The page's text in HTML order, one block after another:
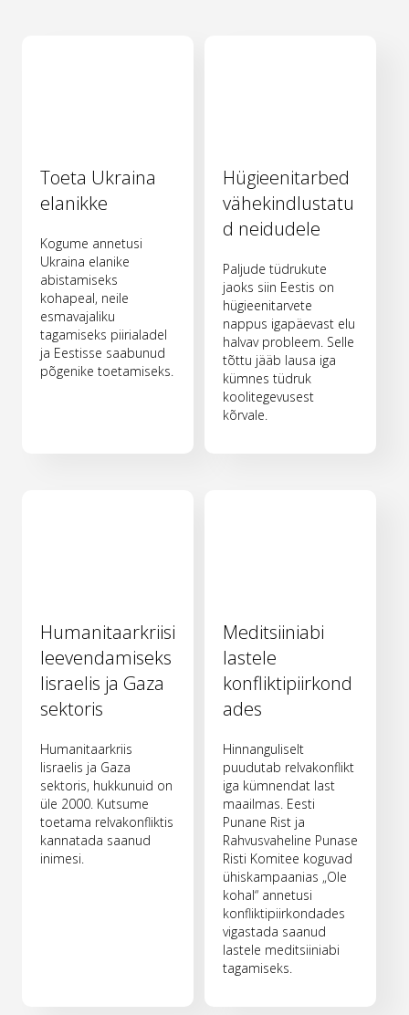
Toeta Ukraina
elanikke
Kogume annetusi
Ukraina elanike
abistamiseks
kohapeal, neile
esmavajaliku
tagamiseks piirialadel
ja Eestisse saabunud
põgenike toetamiseks.
Hügieenitarbed
vähekindlustatu
d neidudele
Paljude tüdrukute
jaoks siin Eestis on
hügieenitarvete
nappus igapäevast elu
halvav probleem. Selle
tõttu jääb lausa iga
kümnes tüdruk
koolitegevusest
kõrvale.
Humanitaarkriisi
leevendamiseks
Iisraelis ja Gaza
sektoris
Humanitaarkriis
Iisraelis ja Gaza
sektoris, hukkunuid on
üle 2000. Kutsume
toetama relvakonfliktis
kannatada saanud
inimesi.
Meditsiiniabi
lastele
konfliktipiirkond
ades
Hinnanguliselt
puudutab relvakonflikt
iga kümnendat last
maailmas. Eesti
Punane Rist ja
Rahvusvaheline Punase
Risti Komitee koguvad
ühiskampaanias „Ole
kohal“ annetusi
konfliktipiirkondades
vigastada saanud
lastele meditsiiniabi
tagamiseks.